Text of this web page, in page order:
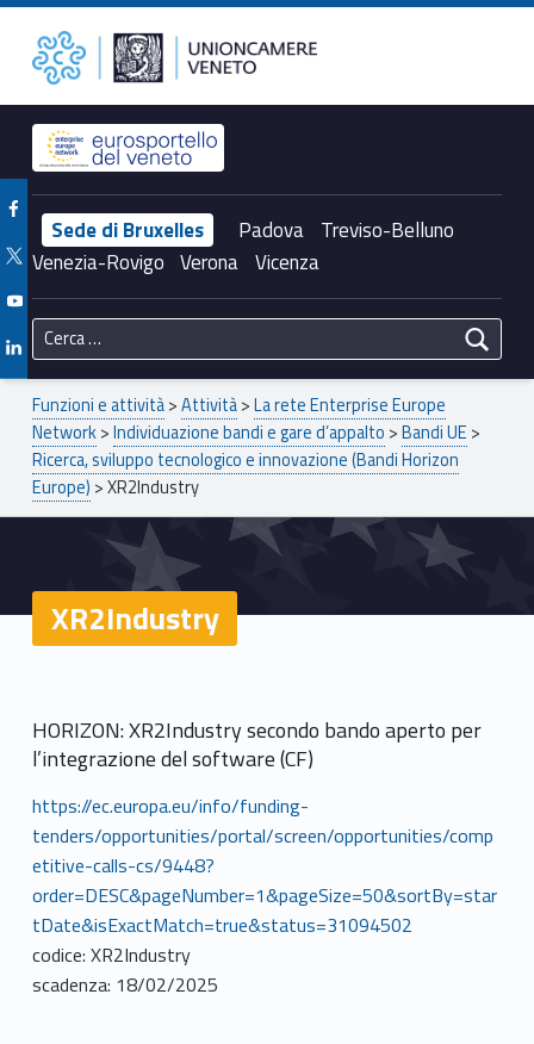
XR2Industry – Unioncamere del Veneto Unioncamere del Veneto
Header info sidebar
Sede di Bruxelles Padova Treviso-Belluno
Venezia-Rovigo Verona Vicenza
Facebook Unioncamere Veneto
Twitter Unioncamere Veneto
Youtube Unioncamere Veneto
Linkedin Unioncamere Veneto
Ricerca per:
Breadcrumbs navigation
Funzioni e attività>Attività>La rete Enterprise Europe
Network>Individuazione bandi e gare d’appalto >Bandi UE >
Ricerca, sviluppo tecnologico e innovazione (Bandi Horizon
Europe) >XR2Industry
XR2Industry
HORIZON: XR2Industry secondo bando aperto per
l’integrazione del software (CF)
https://ec.europa.eu/info/funding-
tenders/opportunities/portal/screen/opportunities/comp
etitive-calls-cs/9448?
order=DESC&pageNumber=1&pageSize=50&sortBy=star
tDate&isExactMatch=true&status=31094502
codice: XR2Industry
scadenza: 18/02/2025